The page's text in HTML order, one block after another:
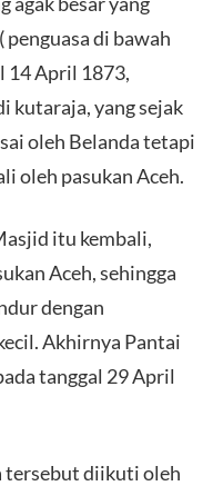
di bawah
14 April 1873,
kutaraja, yang sejak
oleh Belanda tetapi
oleh pasukan Aceh.
itu kembali,
Aceh, sehingga
dengan
Akhirnya Pantai
tanggal 29 April
tersebut diikuti oleh